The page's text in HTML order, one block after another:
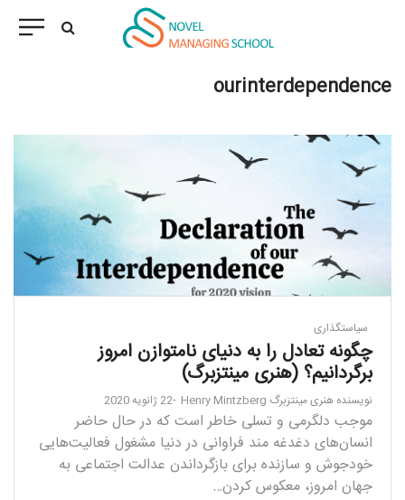
ourinterdependence
سیاستگذاری
چگونه تعادل را به دنیای نامتوازن امروز
برگردانیم؟ (هنری مینتزبرگ)
نویسنده هنری مینتزبرگ Henry Mintzberg 22 ژانویه 2020
موجب دلگرمی و تسلی خاطر است که در حال حاضر
انسان‌های دغدغه مند فراوانی در دنیا مشغول فعالیت­‌هایی
خودجوش و سازنده برای بازگرداندن عدالت اجتماعی به
جهان امروز، معکوس کردن…